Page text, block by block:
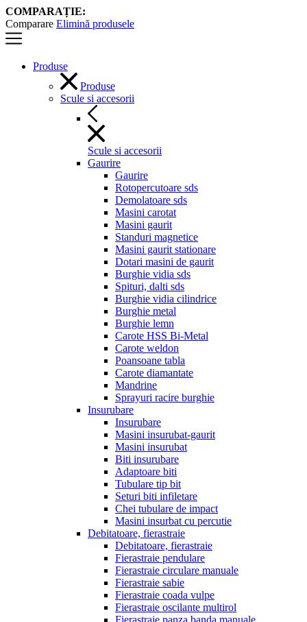
COMPARAȚIE:
Comparare Elimină produsele
Produse
Produse
Scule si accesorii
Scule si accesorii
Gaurire
Gaurire
Rotopercutoare sds
Demolatoare sds
Masini carotat
Masini gaurit
Standuri magnetice
Masini gaurit stationare
Dotari masini de gaurit
Burghie vidia sds
Spituri, dalti sds
Burghie vidia cilindrice
Burghie metal
Burghie lemn
Carote HSS Bi-Metal
Carote weldon
Poansoane tabla
Carote diamantate
Mandrine
Sprayuri racire burghie
Insurubare
Insurubare
Masini insurubat-gaurit
Masini insurubat
Biti insurubare
Adaptoare biti
Tubulare tip bit
Seturi biti infiletare
Chei tubulare de impact
Masini insurbat cu percutie
Debitatoare, fierastraie
Debitatoare, fierastraie
Fierastraie pendulare
Fierastraie circulare manuale
Fierastraie sabie
Fierastraie coada vulpe
Fierastraie oscilante multirol
Fierastraie panza banda manuale